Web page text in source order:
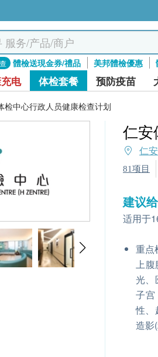
體檢送現金券/禮品 美邦體檢優惠
电 体检套餐 预防疫苗
检中心行政人员健康检查计划
仁安
仁
81项目
建议给
适用于
重点
上腹
光、
子宫
性、
造影